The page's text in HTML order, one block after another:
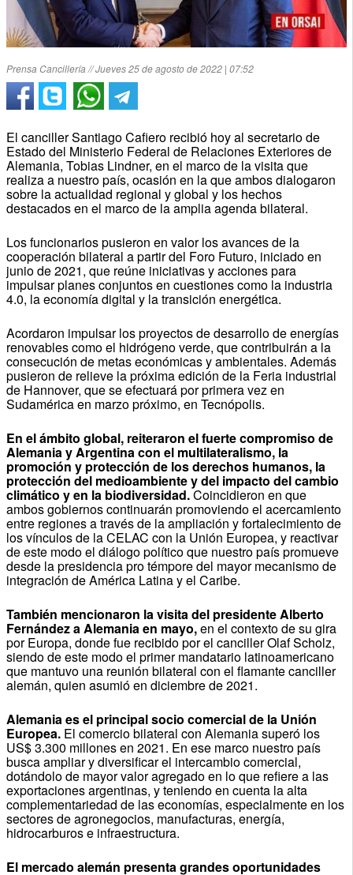
Prensa Cancillería // Jueves 25 de agosto de 2022 | 07:52
El canciller Santiago Cafiero recibió hoy al secretario de
Estado del Ministerio Federal de Relaciones Exteriores de
Alemania, Tobias Lindner, en el marco de la visita que
realiza a nuestro país, ocasión en la que ambos dialogaron
sobre la actualidad regional y global y los hechos
destacados en el marco de la amplia agenda bilateral.
Los funcionarios pusieron en valor los avances de la
cooperación bilateral a partir del Foro Futuro, iniciado en
junio de 2021, que reúne iniciativas y acciones para
impulsar planes conjuntos en cuestiones como la industria
4.0, la economía digital y la transición energética.
Acordaron impulsar los proyectos de desarrollo de energías
renovables como el hidrógeno verde, que contribuirán a la
consecución de metas económicas y ambientales. Además
pusieron de relieve la próxima edición de la Feria industrial
de Hannover, que se efectuará por primera vez en
Sudamérica en marzo próximo, en Tecnópolis.
En el ámbito global, reiteraron el fuerte compromiso de
Alemania y Argentina con el multilateralismo, la
promoción y protección de los derechos humanos, la
protección del medioambiente y del impacto del cambio
climático y en la biodiversidad.Coincidieron en que
ambos gobiernos continuarán promoviendo el acercamiento
entre regiones a través de la ampliación y fortalecimiento de
los vínculos de la CELAC con la Unión Europea, y reactivar
de este modo el diálogo político que nuestro país promueve
desde la presidencia pro témpore del mayor mecanismo de
integración de América Latina y el Caribe.
También mencionaron la visita del presidente Alberto
Fernández a Alemania en mayo,en el contexto de su gira
por Europa, donde fue recibido por el canciller Olaf Scholz,
siendo de este modo el primer mandatario latinoamericano
que mantuvo una reunión bilateral con el flamante canciller
alemán, quien asumió en diciembre de 2021.
Alemania es el principal socio comercial de la Unión
Europea.El comercio bilateral con Alemania superó los
US$ 3.300 millones en 2021. En ese marco nuestro país
busca ampliar y diversificar el intercambio comercial,
dotándolo de mayor valor agregado en lo que refiere a las
exportaciones argentinas, y teniendo en cuenta la alta
complementariedad de las economías, especialmente en los
sectores de agronegocios, manufacturas, energía,
hidrocarburos e infraestructura.
El mercado alemán presenta grandes oportunidades